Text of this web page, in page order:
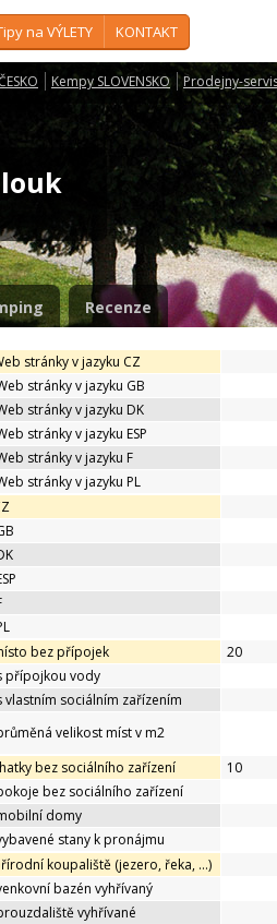
na VÝLETY KONTAKT
Kempy SLOVENSKO Prodejny-
Recenze
stránky v jazyku CZ
stránky v jazyku GB
stránky v jazyku DK
stránky v jazyku ESP
stránky v jazyku F
stránky v jazyku PL
bez přípojek 20
přípojkou vody
vlastním sociálním zařízením
velikost míst v m2
bez sociálního zařízení 10
bez sociálního zařízení
domy
stany k pronájmu
koupaliště (jezero, řeka, …)
bazén vyhřívaný
vyhřívané